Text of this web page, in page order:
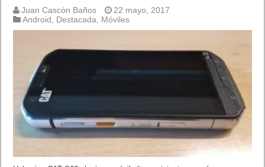
Juan Cascón Baños
22 mayo, 2017
Android
Destacada Móviles